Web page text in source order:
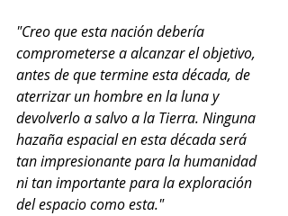
"Creo que esta nación debería
comprometerse a alcanzar el objetivo,
antes de que termine esta década, de
aterrizar un hombre en la luna y
devolverlo a salvo a la Tierra. Ninguna
hazaña espacial en esta década será
tan impresionante para la humanidad
ni tan importante para la exploración
del espacio como esta."